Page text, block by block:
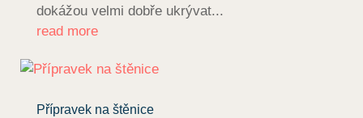
dokážou velmi dobře ukrývat...
read more
Přípravek na štěnice